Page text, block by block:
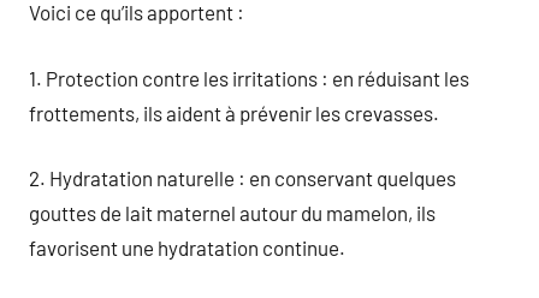
Voici ce qu’ils apportent :
1. Protection contre les irritations : en réduisant les
frottements, ils aident à prévenir les crevasses.
2. Hydratation naturelle : en conservant quelques
gouttes de lait maternel autour du mamelon, ils
favorisent une hydratation continue.